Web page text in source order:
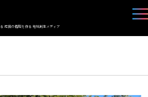
応援の循環を作る 地域創生メディア